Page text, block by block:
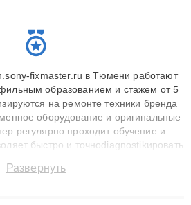
fixmaster.ru в Тюмени работают
образованием и стажем от 5
на ремонте техники бренда
оборудование и оригинальные
регулярно проходит обучение и
быстро и точноdiagnostikировать
сложные случаи: от замены
Развернуть